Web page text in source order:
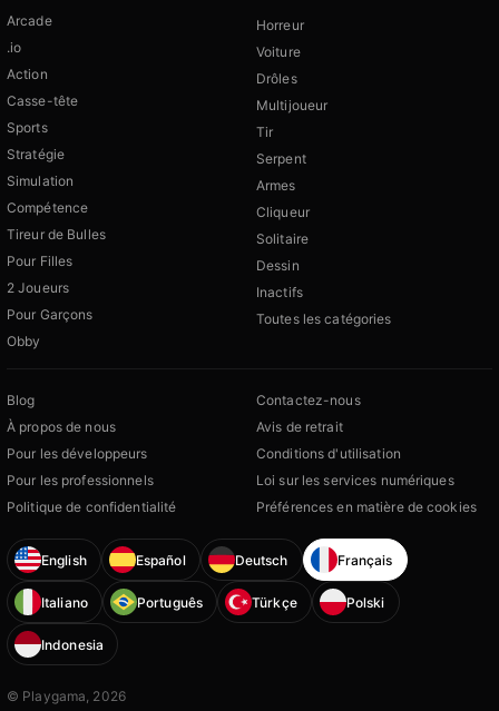
Arcade
.io
Action
Casse-tête
Sports
Stratégie
Simulation
Compétence
Tireur de Bulles
Pour Filles
2 Joueurs
Pour Garçons
Obby
Horreur
Voiture
Drôles
Multijoueur
Tir
Serpent
Armes
Cliqueur
Solitaire
Dessin
Inactifs
Toutes les catégories
Blog
À propos de nous
Pour les développeurs
Pour les professionnels
Politique de confidentialité
Contactez-nous
Avis de retrait
Conditions d'utilisation
Loi sur les services numériques
Préférences en matière de cookies
English Español Deutsch Français
Italiano Português Türkçe Polski
Indonesia
© Playgama, 2026